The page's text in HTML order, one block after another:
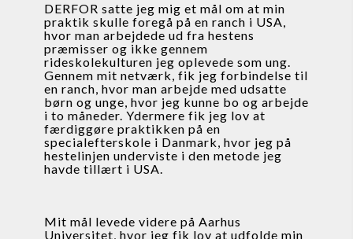
DERFOR satte jeg mig et mål om at min
praktik skulle foregå på en ranch i USA,
hvor man arbejdede ud fra hestens
præmisser og ikke gennem
rideskolekulturen jeg oplevede som ung.
Gennem mit netværk, fik jeg forbindelse til
en ranch, hvor man arbejde med udsatte
børn og unge, hvor jeg kunne bo og arbejde
i to måneder. Ydermere fik jeg lov at
færdiggøre praktikken på en
specialefterskole i Danmark, hvor jeg på
hestelinjen underviste i den metode jeg
havde tillært i USA.
Mit mål levede videre på Aarhus
Universitet, hvor jeg fik lov at udfolde min